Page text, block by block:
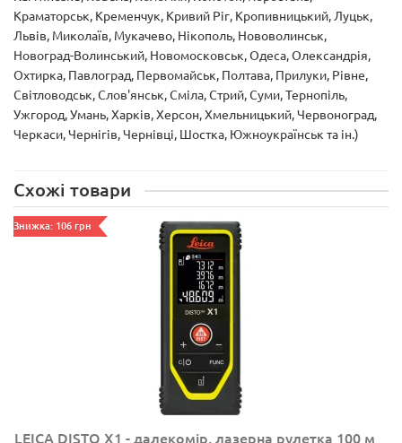
Краматорськ, Кременчук, Кривий Ріг, Кропивницький, Луцьк,
Львів, Миколаїв, Мукачево, Нікополь, Нововолинськ,
Новоград-Волинський, Новомосковськ, Одеса, Олександрія,
Охтирка, Павлоград, Первомайськ, Полтава, Прилуки, Рівне,
Світловодськ, Слов'янськ, Сміла, Стрий, Суми, Тернопіль,
Ужгород, Умань, Харків, Херсон, Хмельницький, Червоноград,
Черкаси, Чернігів, Чернівці, Шостка, Южноукраїнськ та ін.)
Схожі товари
Знижка: 106 грн
LEICA DISTO X1 - далекомір, лазерна рулетка 100 м